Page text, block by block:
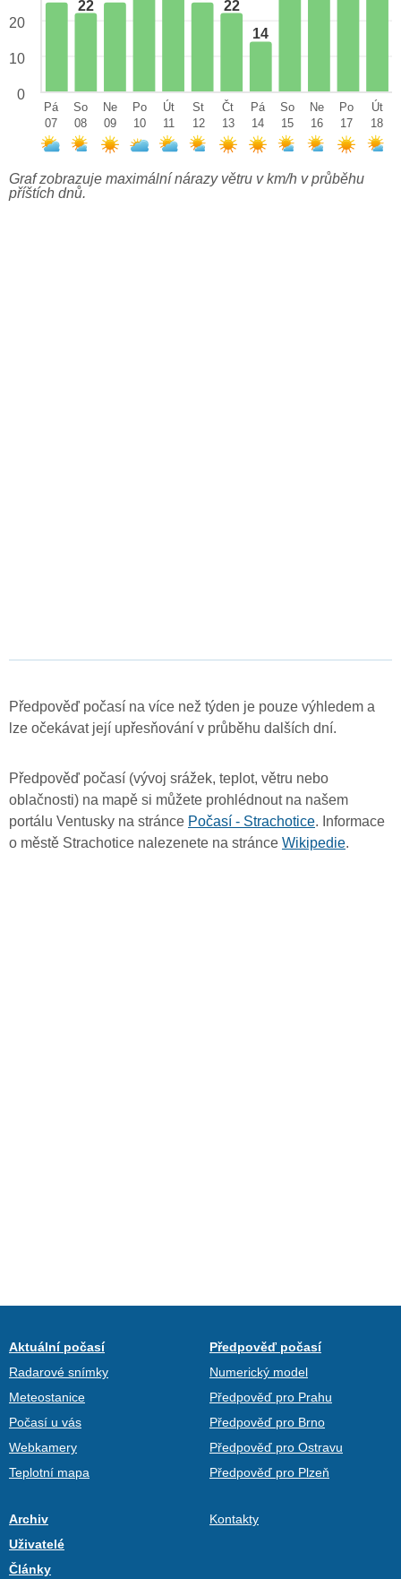
22
22
14
20
10
0
Pá
07
So
08
Ne
09
Po
10
Út
11
St
12
Čt
13
Pá
14
So
15
Ne
16
Po
17
Út
18
Graf zobrazuje maximální nárazy větru v km/h v průběhu
příštích dnů.
Předpověď počasí na více než týden je pouze výhledem a
lze očekávat její upřesňování v průběhu dalších dní.
Předpověď počasí (vývoj srážek, teplot, větru nebo
oblačnosti) na mapě si můžete prohlédnout na našem
portálu Ventusky na stránce Počasí - Strachotice. Informace
o městě Strachotice nalezenete na stránce Wikipedie.
Aktuální počasí
Radarové snímky
Meteostanice
Počasí u vás
Webkamery
Teplotní mapa
Předpověď počasí
Numerický model
Předpověď pro Prahu
Předpověď pro Brno
Předpověď pro Ostravu
Předpověď pro Plzeň
Archiv
Uživatelé
Články
Kontakty